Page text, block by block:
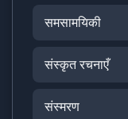
समसामयिकी
संस्कृत रचनाएँ
संस्मरण